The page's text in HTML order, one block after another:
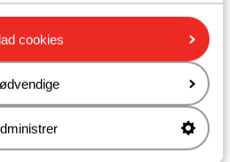
cookies
i La Plagne
de la Vanoise